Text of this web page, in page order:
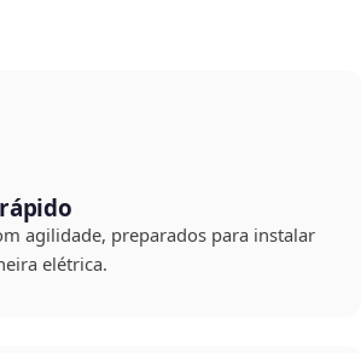
agilidade, preparados para instalar
elétrica.